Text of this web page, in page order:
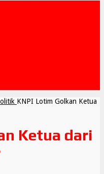
KNPI Lotim Golkan Ketua
Ketua dari